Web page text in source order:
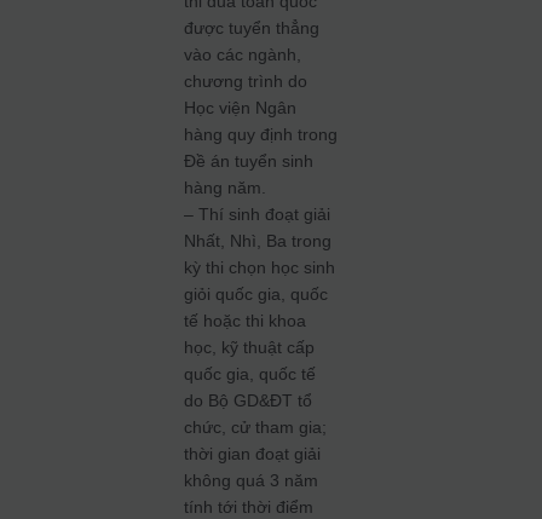
được tuyển thẳng
vào các ngành,
chương trình do
Học viện Ngân
hàng quy định trong
Đề án tuyển sinh
hàng năm.
– Thí sinh đoạt giải
Nhất, Nhì, Ba trong
kỳ thi chọn học sinh
giỏi quốc gia, quốc
tế hoặc thi khoa
học, kỹ thuật cấp
quốc gia, quốc tế
do Bộ GD&ĐT tổ
chức, cử tham gia;
thời gian đoạt giải
không quá 3 năm
tính tới thời điểm